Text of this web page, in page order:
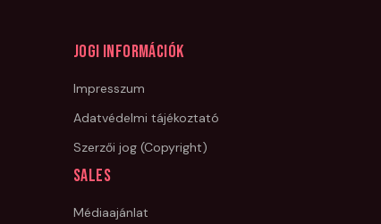
Jogi információk
Impresszum
Adatvédelmi tájékoztató
Szerzői jog (Copyright)
Sales
Médiaajánlat